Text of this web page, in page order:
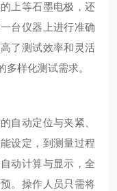
上等石墨电极，还
台仪器上进行准确
了测试效率和灵活
样化测试需求。
自动定位与夹紧、
设定，到测量过程
动计算与显示，全
。操作人员只需将